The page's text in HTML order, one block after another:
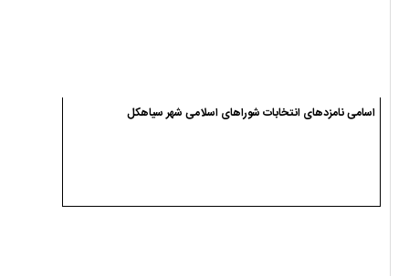
اسامی نامزدهای انتخابات شوراهای اسلامی شهر سیاهکل